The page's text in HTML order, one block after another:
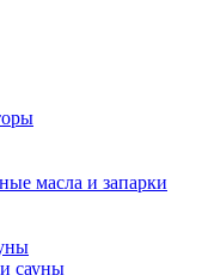
масла и запарки
сауны